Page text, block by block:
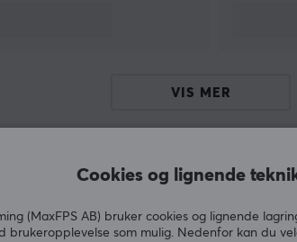
VIS MER
Andre kjøpte
Cookies og lignende
(MaxFPS AB) bruker cookies og lignende
brukeropplevelse som mulig. Nedenfor kan du